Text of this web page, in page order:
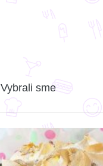
Vybrali sme